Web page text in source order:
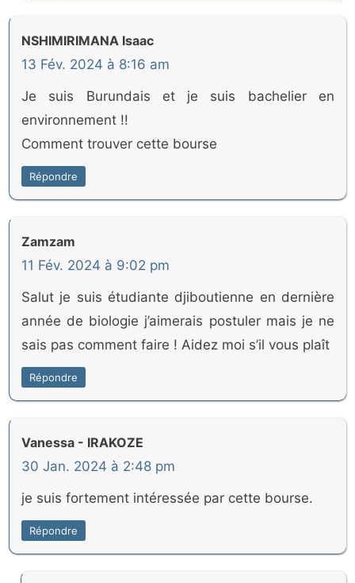
NSHIMIRIMANA Isaac
13 Fév. 2024 à 8:16 am
Je suis Burundais et je suis bachelier en
environnement !!
Comment trouver cette bourse
Répondre
Zamzam
11 Fév. 2024 à 9:02 pm
Salut je suis étudiante djiboutienne en dernière
année de biologie j’aimerais postuler mais je ne
sais pas comment faire ! Aidez moi s’il vous plaît
Répondre
Vanessa - IRAKOZE
30 Jan. 2024 à 2:48 pm
je suis fortement intéressée par cette bourse.
Répondre